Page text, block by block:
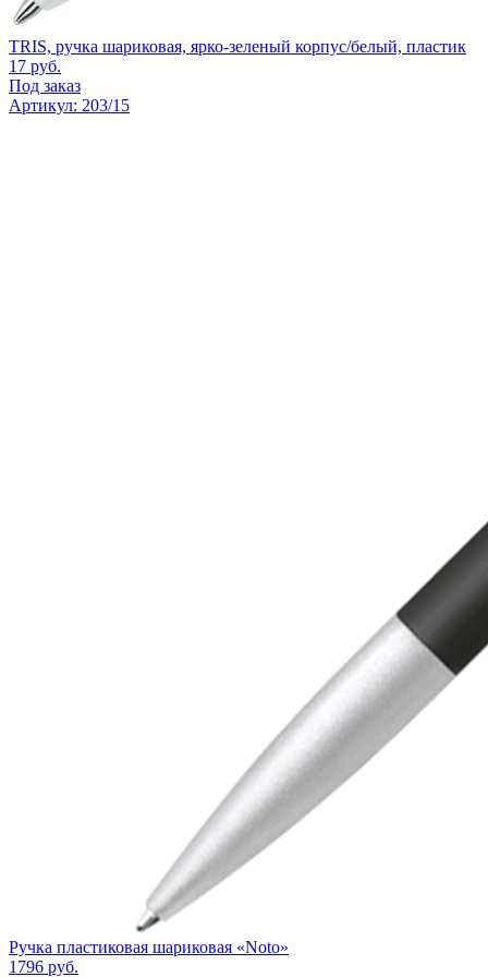
TRIS, ручка шариковая, ярко-зеленый корпус/белый, пластик
17 руб.
Под заказ
Артикул: 203/15
Ручка пластиковая шариковая «Noto»
1796 руб.